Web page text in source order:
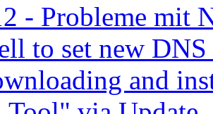
- Probleme mit
to set new
and